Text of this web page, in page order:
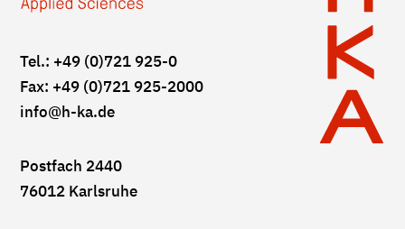
Tel.: +49 (0)721 925-0
Fax: +49 (0)721 925-2000
info@h-ka.de
Postfach 2440
76012 Karlsruhe